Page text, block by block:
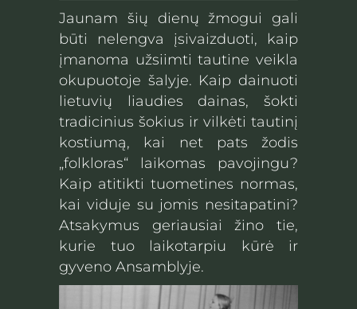
Jaunam šių dienų žmogui gali
būti nelengva įsivaizduoti, kaip
įmanoma užsiimti tautine veikla
okupuotoje šalyje. Kaip dainuoti
lietuvių liaudies dainas, šokti
tradicinius šokius ir vilkėti tautinį
kostiumą, kai net pats žodis
„folkloras“ laikomas pavojingu?
Kaip atitikti tuometines normas,
kai viduje su jomis nesitapatini?
Atsakymus geriausiai žino tie,
kurie tuo laikotarpiu kūrė ir
gyveno Ansamblyje.